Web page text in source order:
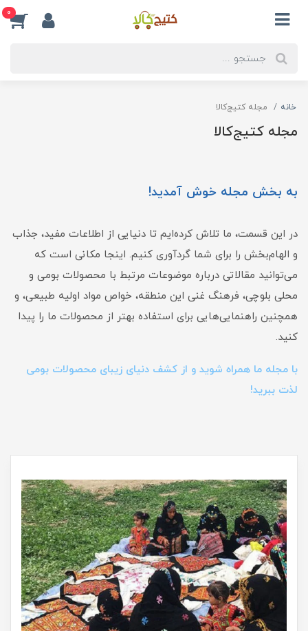
0
خانه مجله کتیج‌کالا
مجله کتیج‌کالا
به بخش مجله خوش آمدید!
در این قسمت، ما تلاش کرده‌ایم تا دنیایی از اطلاعات مفید، جذاب
و الهام‌بخش را برای شما گردآوری کنیم. اینجا مکانی است که
می‌توانید مقالاتی درباره موضوعات مرتبط با محصولات بومی و
محلی بلوچی، فرهنگ غنی این منطقه، خواص مواد اولیه طبیعی، و
همچنین راهنمایی‌هایی برای استفاده بهتر از محصولات ما را پیدا
کنید.
با مجله ما همراه شوید و از کشف دنیای زیبای محصولات بومی
لذت ببرید!